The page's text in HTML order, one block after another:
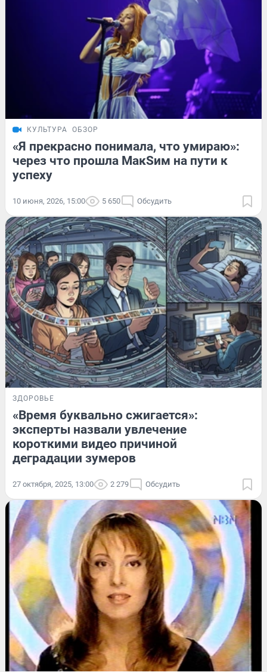
КУЛЬТУРА ОБЗОР
«Я прекрасно понимала, что умираю»:
через что прошла МакSим на пути к
успеху
10 июня, 2026, 15:00 5 650 Обсудить
ЗДОРОВЬЕ
«Время буквально сжигается»:
эксперты назвали увлечение
короткими видео причиной
деградации зумеров
27 октября, 2025, 13:00 2 279 Обсудить